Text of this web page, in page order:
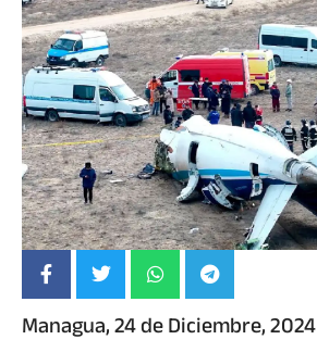
Managua, 24 de Diciembre, 2024